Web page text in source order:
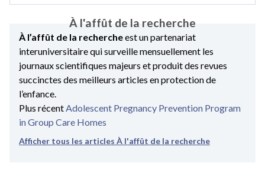
À l'affût de la recherche
À l’affût de la rechercheest un partenariat
interuniversitaire qui surveille mensuellement les
journaux scientifiques majeurs et produit des revues
succinctes des meilleurs articles en protection de
l’enfance.
Plus récent Adolescent Pregnancy Prevention Program
in Group Care Homes
Afficher tous les articles À l'affût de la recherche